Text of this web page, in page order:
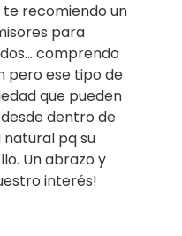
te recomiendo un
para
comprendo
pero ese tipo de
que pueden
dentro de
pq su
Un abrazo y
interés!